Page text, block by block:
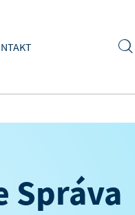
Správa